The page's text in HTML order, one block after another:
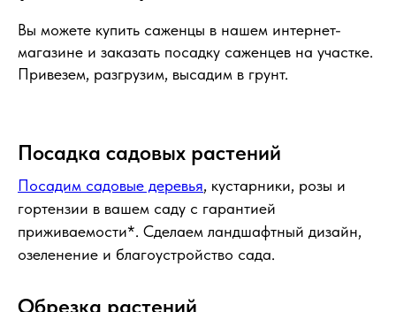
Вы можете купить саженцы в нашем интернет-
магазине и заказать посадку саженцев на участке.
Привезем, разгрузим, высадим в грунт.
Посадка садовых растений
Посадим садовые деревья, кустарники, розы и
гортензии в вашем саду с гарантией
приживаемости*. Сделаем ландшафтный дизайн,
озеленение и благоустройство сада.
Обрезка растений